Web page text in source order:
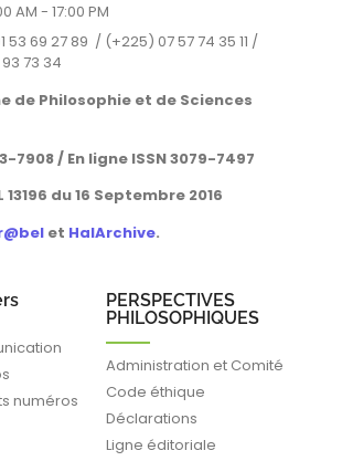
AM - 17:00 PM
53 69 27 89 / (+225) 07 57 74 35 11 /
73 34
de Philosophie et de Sciences
7908 / En ligne ISSN 3079-7497
13196 du 16 Septembre 2016
et HalArchive.
numéros
PERSPECTIVES
PHILOSOPHIQUES
Administration et Comité
Code éthique
Déclarations
Ligne éditoriale